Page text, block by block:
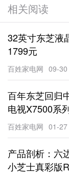
相关阅读
32英寸东芝液
1799元
百姓家电网 09-
百年东芝回归
电视X7500系
百姓家电网 01-27
产品剖析：六
小芝士真彩版